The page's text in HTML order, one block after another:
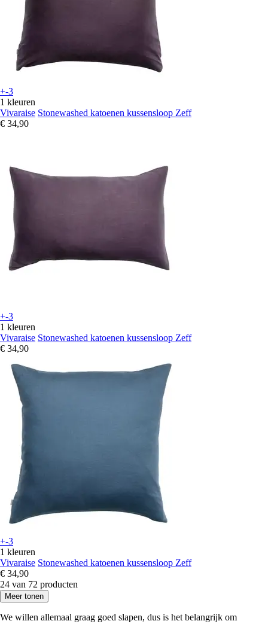
+-3
1 kleuren
Vivaraise Stonewashed katoenen kussensloop Zeff
€ 34,90
+-3
1 kleuren
Vivaraise Stonewashed katoenen kussensloop Zeff
€ 34,90
+-3
1 kleuren
Vivaraise Stonewashed katoenen kussensloop Zeff
€ 34,90
24 van 72 producten
Meer tonen
We willen allemaal graag goed slapen, dus is het belangrijk om